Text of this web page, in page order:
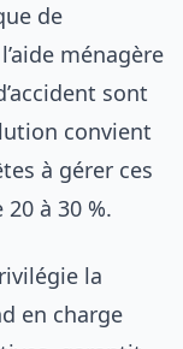
de
ménagère
sont
convient
à gérer ces
à 30 %.
la
en charge